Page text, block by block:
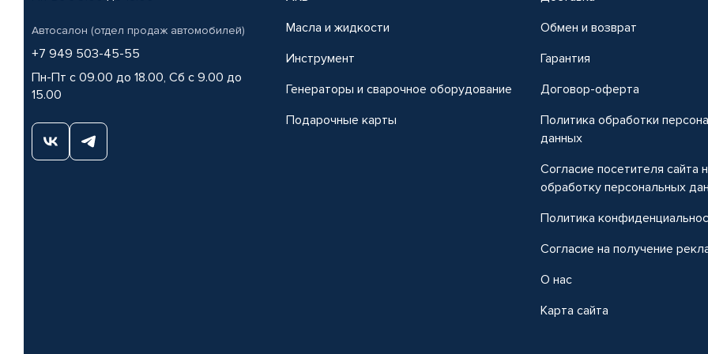
Автосалон (отдел продаж автомобилей)
+7 949 503-45-55
Пн-Пт с 09.00 до 18.00, Сб с 9.00 до
15.00
Масла и жидкости
Инструмент
Генераторы и сварочное оборудование
Подарочные карты
Обмен и возврат
Гарантия
Договор-оферта
Политика обработки
данных
Согласие посетителя сайта
обработку персональных
Политика
Согласие на получение
О нас
Карта сайта